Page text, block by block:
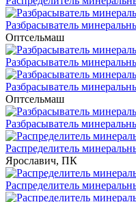
Разбрасыватель
Оптсельмаш
Разбрасыватель
Разбрасыватель
Оптсельмаш
Разбрасыватель
Распределитель
Ярославич, ПК
Распределитель